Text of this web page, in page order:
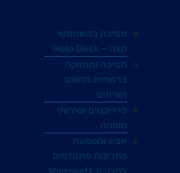
תמיכה במשתמשי
קצה – Help Desk
תמיכה ותחזוקה
ברשתות מחשוב
ושרתים
פרוייקטים ושירותי
מומחה
אפיון והטמעת
פתרונות מתקדמים